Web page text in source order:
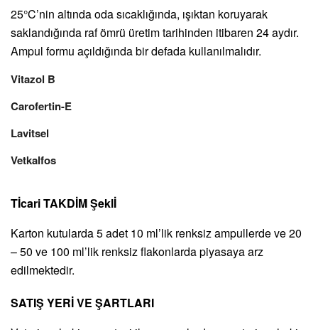
25°C’nin altında oda sıcaklığında, ışıktan koruyarak
saklandığında raf ömrü üretim tarihinden itibaren 24 aydır.
Ampul formu açıldığında bir defada kullanılmalıdır.
Vitazol B
Carofertin-E
Lavitsel
Vetkalfos
Tİcari TAKDİM Şeklİ
Karton kutularda 5 adet 10 ml’lik renksiz ampullerde ve 20
– 50 ve 100 ml’lik renksiz flakonlarda piyasaya arz
edilmektedir.
SATIŞ YERİ VE ŞARTLARI